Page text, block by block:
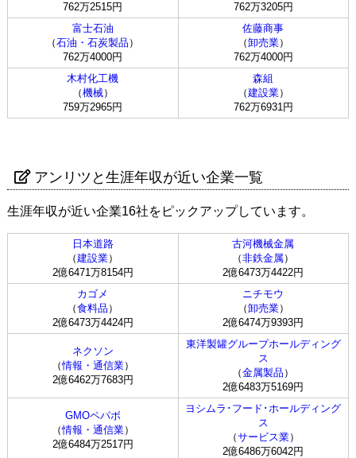
762万2515円
762万3205円
富士石油
（石油・石炭製品 ）
762万4000円
佐藤商事
（卸売業）
762万4000円
木村化工機
（機械）
759万2965円
森組
（建設業）
762万6931円
アンリツと生涯年収が近い企業一覧
生涯年収が近い企業16社をピックアップしています。
日本道路
（建設業）
2億6471万8154円
古河機械金属
（非鉄金属）
2億6473万4422円
カゴメ
（食料品 ）
2億6473万4424円
ニチモウ
（卸売業）
2億6474万9393円
ネクソン
（情報・通信業）
2億6462万7683円
東洋製罐グループホールディング
ス
（金属製品 ）
2億6483万5169円
GMOペパボ
（情報・通信業）
2億6484万2517円
ヨシムラ･フード･ホールディング
ス
（サービス業）
2億6486万6042円